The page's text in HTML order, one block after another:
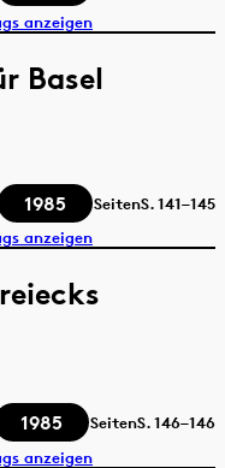
anzeigen
Basel
1985 SeitenS.141–145
anzeigen
1985 SeitenS.146–146
anzeigen